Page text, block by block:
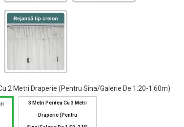
2 Metri Draperie (pentru Sina/galerie De 1.20-1.60m)
3 Metri Perdea Cu 3 Metri
Draperie (pentru